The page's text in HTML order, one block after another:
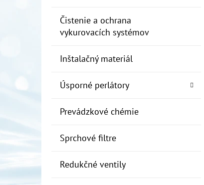
Čistenie a ochrana
vykurovacích systémov
Inštalačný materiál
Úsporné perlátory
Prevádzkové chémie
Sprchové filtre
Redukčné ventily